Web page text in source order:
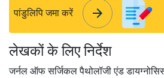
पांडुलिपि जमा करें arrow_forward
arrow_forward
लेखकों के लिए निर्देश
जर्नल ऑफ सर्जिकल पैथोलॉजी एंड